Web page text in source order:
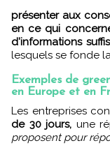
présenter aux
en ce qui
d'informations
lesquels se fonde
Exemples de
en Europe et en
Les entreprises
de 30 jours, une
proposent pour